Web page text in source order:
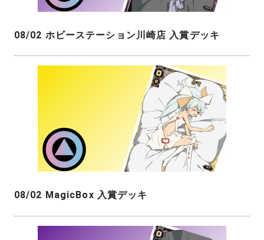
08/02 ホビーステーション川崎店 入賞デッキ
08/02 MagicBox 入賞デッキ